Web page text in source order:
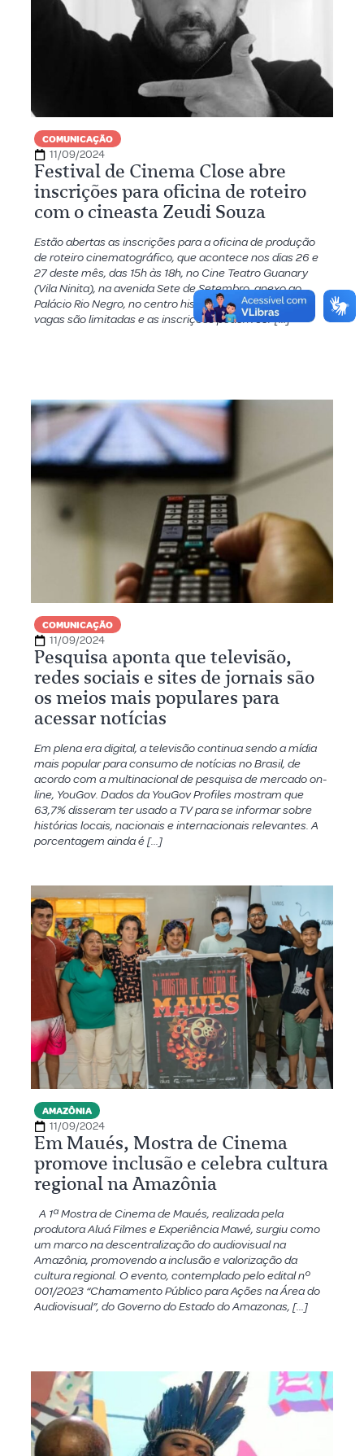
COMUNICAÇÃO
11/09/2024
Festival de Cinema Close abre
inscrições para oficina de roteiro
com o cineasta Zeudi Souza
Estão abertas as inscrições para a oficina de produção
de roteiro cinematográfico, que acontece nos dias 26 e
27 deste mês, das 15h às 18h, no Cine Teatro Guanary
(Vila Ninita), na avenida Sete de Setembro, anexo ao
Palácio Rio Negro, no centro histórico de Manaus. As
vagas são limitadas e as inscrições podem ser […]
COMUNICAÇÃO
11/09/2024
Pesquisa aponta que televisão,
redes sociais e sites de jornais são
os meios mais populares para
acessar notícias
Em plena era digital, a televisão continua sendo a mídia
mais popular para consumo de notícias no Brasil, de
acordo com a multinacional de pesquisa de mercado on-
line, YouGov. Dados da YouGov Profiles mostram que
63,7% disseram ter usado a TV para se informar sobre
histórias locais, nacionais e internacionais relevantes. A
porcentagem ainda é […]
AMAZÔNIA
11/09/2024
Em Maués, Mostra de Cinema
promove inclusão e celebra cultura
regional na Amazônia
A 1ª Mostra de Cinema de Maués, realizada pela
produtora Aluá Filmes e Experiência Mawé, surgiu como
um marco na descentralização do audiovisual na
Amazônia, promovendo a inclusão e valorização da
cultura regional. O evento, contemplado pelo edital nº
001/2023 “Chamamento Público para Ações na Área do
Audiovisual”, do Governo do Estado do Amazonas, […]